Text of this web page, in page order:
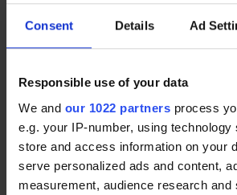
Consent Details Ad
Responsible use of your data
We and our 1022 partners process
e.g. your IP-number, using
store and access information on your
serve personalized ads and content,
measurement, audience research and
Jeu de formation en groupe |
JEU EQUIPE AUTONOME
Jeu de
JEU